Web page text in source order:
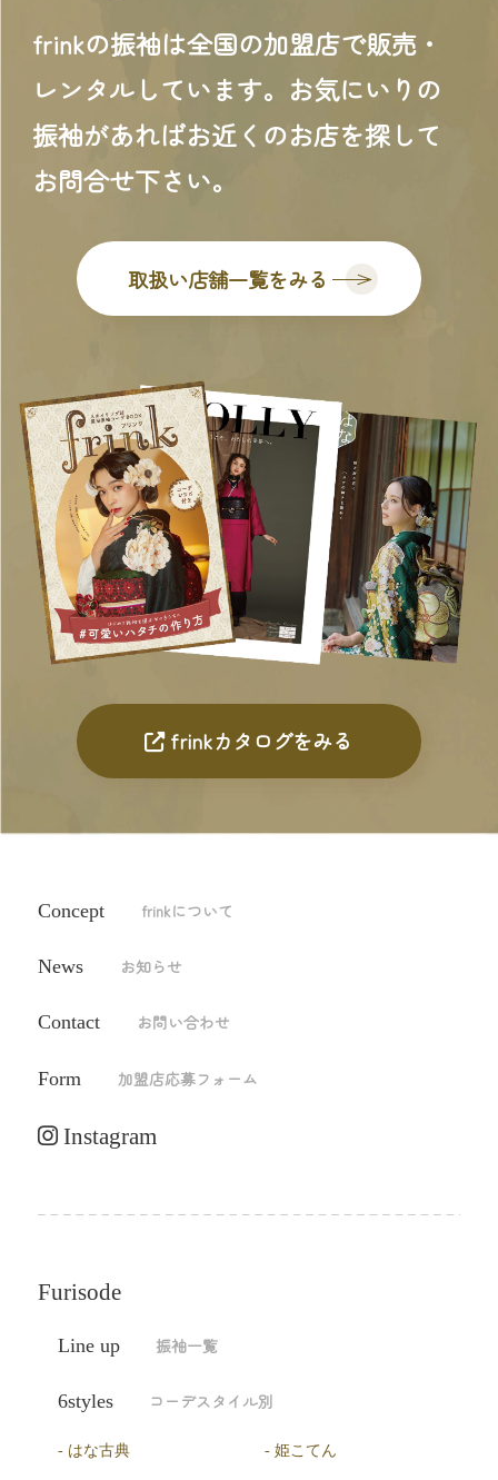
frinkの振袖は全国の加盟店で販売・
レンタルしています。お気にいりの
振袖があればお近くのお店を探して
お問合せ下さい。
取扱い店舗一覧をみる
frinkカタログをみる
Concept frinkについて
News お知らせ
Contact お問い合わせ
Form 加盟店応募フォーム
Instagram
Furisode
Line up 振袖一覧
6styles コーデスタイル別
はな古典 姫こてん